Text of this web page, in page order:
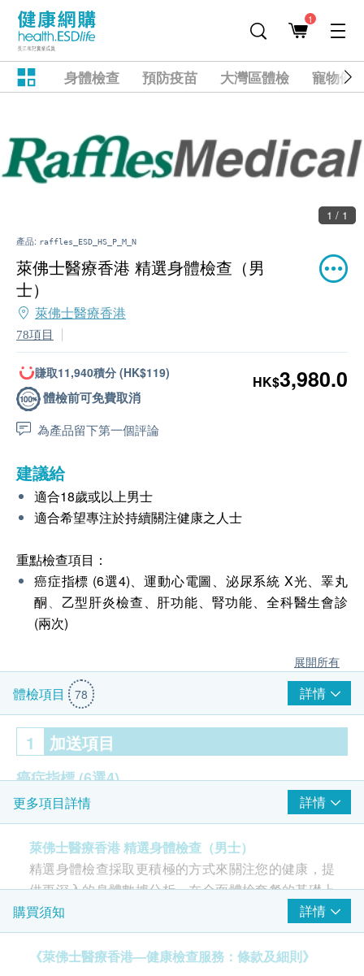
1
身體檢查 預防疫苗 大灣區體檢 寵物健
1 / 1
產品: raffles_ESD_HS_P_M_N
萊佛士醫療香港 精選身體檢查（男
士）
萊佛士醫療香港
78項目
賺取11,940積分 (HK$119)
體檢前可免費取消
為產品留下第一個評論
HK$3,980.0
建議給
適合18歲或以上男士
適合希望專注於持續關注健康之人士
重點檢查項目：
癌症指標 (6選4)、運動心電圖、泌尿系統 X光、睪丸
酮、 乙型肝炎檢查、肝功能、腎功能、全科醫生會診
(兩次)
展開所有
體檢項目 78 詳情
1 加送項目
癌症指標(6選4)
甲種胚胎蛋白 (肝)
EBV (鼻咽癌)
癌抗原19-9 (胰臟)
癌抗原72-4 (胃及腸)
癌抗原 PSA (前列腺)
重點項目
更多項目詳情 詳情
萊佛士醫療香港 精選身體檢查（男士）
精選身體檢查採取更積極的方式來關注您的健康，提
供更深入的身體數據分析。在全面體檢套餐的基礎上
增加更多檢測項目，例如：運動心電圖、更詳細的肝
功能和腎功能評估、 乙型肝炎檢測 、男士癌症檢查
等。醫生將就報告提供個人化建議，適合希望專注於
購買須知 詳情
《萊佛士醫療香港—健康檢查服務：條款及細則》